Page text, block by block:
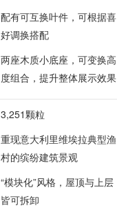
配有可互换叶件，可根据喜
好调换搭配
两座木质小底座，可变换高
度组合，提升整体展示效果
3,251颗粒
重现意大利里维埃拉典型渔
村的缤纷建筑景观
“模块化”风格，屋顶与上层
皆可拆卸